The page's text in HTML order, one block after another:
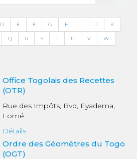
D E F G H I J K
Q R S T U V W
Office Togolais des Recettes
(OTR)
Rue des Impôts, Bvd, Eyadema,
Lomé
Détails
Ordre des Géomètres du Togo
(OGT)